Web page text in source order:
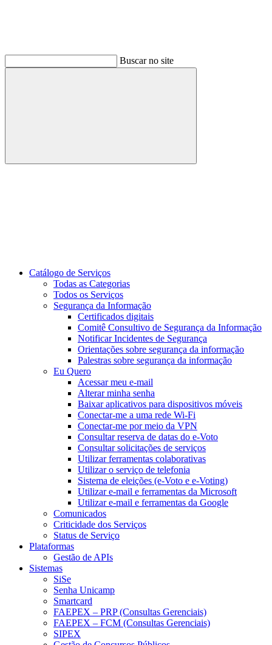
Buscar no site
Buscar
Catálogo de Serviços
Todas as Categorias
Todos os Serviços
Segurança da Informação
Certificados digitais
Comitê Consultivo de Segurança da Informação
Notificar Incidentes de Segurança
Orientações sobre segurança da informação
Palestras sobre segurança da informação
Eu Quero
Acessar meu e-mail
Alterar minha senha
Baixar aplicativos para dispositivos móveis
Conectar-me a uma rede Wi-Fi
Conectar-me por meio da VPN
Consultar reserva de datas do e-Voto
Consultar solicitações de serviços
Utilizar ferramentas colaborativas
Utilizar o serviço de telefonia
Sistema de eleições (e-Voto e e-Voting)
Utilizar e-mail e ferramentas da Microsoft
Utilizar e-mail e ferramentas da Google
Comunicados
Criticidade dos Serviços
Status de Serviço
Plataformas
Gestão de APIs
Sistemas
SiSe
Senha Unicamp
Smartcard
FAEPEX – PRP (Consultas Gerenciais)
FAEPEX – FCM (Consultas Gerenciais)
SIPEX